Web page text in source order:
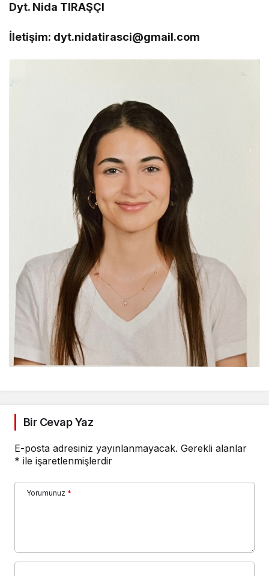
Dyt. Nida TIRAŞÇI
İletişim: dyt.nidatirasci@gmail.com
Bir Cevap Yaz
E-posta adresiniz yayınlanmayacak. Gerekli alanlar
* ile işaretlenmişlerdir
Yorumunuz *